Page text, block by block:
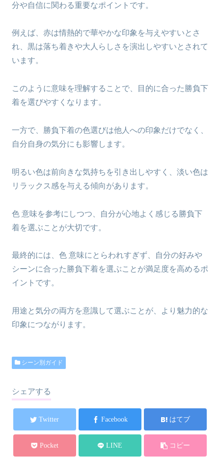
分や自信に関わる重要なポイントです。
例えば、赤は情熱的で華やかな印象を与えやすいとさ
れ、黒は落ち着きや大人らしさを演出しやすいとされて
います。
このように意味を理解することで、目的に合った勝負下
着を選びやすくなります。
一方で、勝負下着の色選びは他人への印象だけでなく、
自分自身の気分にも影響します。
明るい色は前向きな気持ちを引き出しやすく、淡い色は
リラックス感を与える傾向があります。
色 意味を参考にしつつ、自分が心地よく感じる勝負下
着を選ぶことが大切です。
最終的には、色 意味にとらわれすぎず、自分の好みや
シーンに合った勝負下着を選ぶことが満足度を高めるポ
イントです。
用途と気分の両方を意識して選ぶことが、より魅力的な
印象につながります。
シーン別ガイド
シェアする
Twitter Facebook はてブ
Pocket LINE コピー